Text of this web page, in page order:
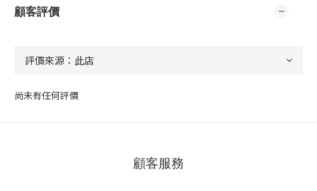
顧客評價
尚未有任何評價
顧客服務